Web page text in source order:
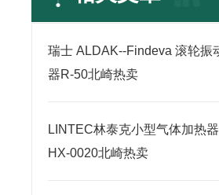
瑞士 ALDAK--Findeva 滚轮振动
器R-50北崎热卖
LINTEC林泰克小型气体加热器
HX-0020北崎热卖